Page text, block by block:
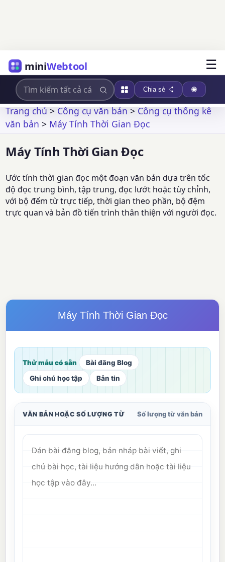
miniWebtool ☰
Chia sẻ
Trang chủ>Công cụ văn bản>Công cụ thống kê
văn bản > Máy Tính Thời Gian Đọc
Máy Tính Thời Gian Đọc
Ước tính thời gian đọc một đoạn văn bản dựa trên tốc
độ đọc trung bình, tập trung, đọc lướt hoặc tùy chỉnh,
với bộ đếm từ trực tiếp, thời gian theo phần, bộ đệm
trực quan và bản đồ tiến trình thân thiện với người đọc.
Máy Tính Thời Gian Đọc
Thử mẫu có sẵn
Bài đăng Blog
Ghi chú học tập
Bản tin
VĂN BẢN HOẶC SỐ LƯỢNG TỪ Số lượng từ văn bản